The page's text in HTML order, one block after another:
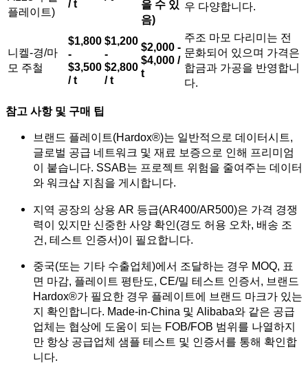
플레이트)
/ t
을 수 있
음)
우 다양합니다.
니켈-경/마
모 주철
$1,800
-
$3,500
/ t
$1,200
-
$2,800
/ t
$2,000 -
$4,000 /
t
주조 마모 다리미는 전
문화되어 있으며 가격은
합금과 가공을 반영합니
다.
참고 사항 및 구매 팁
브랜드 플레이트(Hardox®)는 일반적으로 데이터시트,
글로벌 공급 네트워크 및 재료 보증으로 인해 프리미엄
이 붙습니다. SSAB는 프로젝트 위험을 줄여주는 데이터
와 워크샵 지침을 게시합니다.
지역 공장의 상용 AR 등급(AR400/AR500)은 가격 경쟁
력이 있지만 신중한 사양 확인(경도 허용 오차, 배송 조
건, 테스트 인증서)이 필요합니다.
중국(또는 기타 수출업체)에서 조달하는 경우 MOQ, 표
면 마감, 플레이트 평탄도, CE/밀 테스트 인증서, 브랜드
Hardox®가 필요한 경우 플레이트에 브랜드 마크가 있는
지 확인합니다. Made-in-China 및 Alibaba와 같은 공급
업체는 협상에 도움이 되는 FOB/FOB 범위를 나열하지
만 항상 공급업체 샘플 테스트 및 인증서를 통해 확인합
니다.